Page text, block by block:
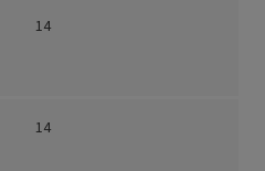
14
14